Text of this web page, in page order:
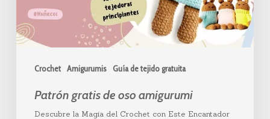
Crochet Amigurumis Guía de tejido gratuita
Patrón gratis de oso amigurumi
Descubre la Magia del Crochet con Este Encantador